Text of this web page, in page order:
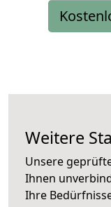
Weitere
Unsere
Ihnen
Ihre